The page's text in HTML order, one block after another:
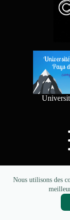
Nous utilisons des